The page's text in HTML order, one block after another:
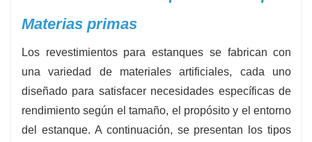
Materias primas
Los revestimientos para estanques se fabrican con
una variedad de materiales artificiales, cada uno
diseñado para satisfacer necesidades específicas de
rendimiento según el tamaño, el propósito y el entorno
del estanque. A continuación, se presentan los tipos